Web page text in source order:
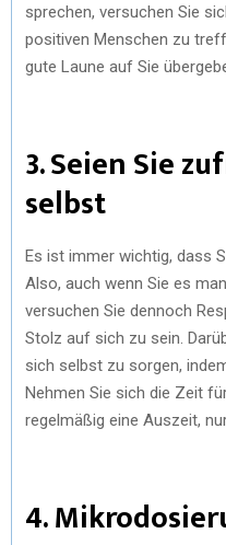
sprechen, versuchen Sie
positiven Menschen zu
gute Laune auf Sie
3. Seien Sie
selbst
Es ist immer wichtig, dass
Also, auch wenn Sie es
versuchen Sie dennoch
Stolz auf sich zu sein.
sich selbst zu sorgen,
Nehmen Sie sich die Zeit
regelmäßig eine Auszeit,
4.